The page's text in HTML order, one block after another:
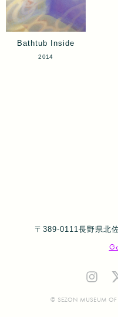
Bathtub Inside
2014
〒389-0111長野県北
© SEZON MUSEUM OF